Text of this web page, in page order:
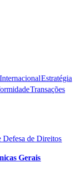
Estratégia
Transações
Defesa de Direitos​​
Gerais​​